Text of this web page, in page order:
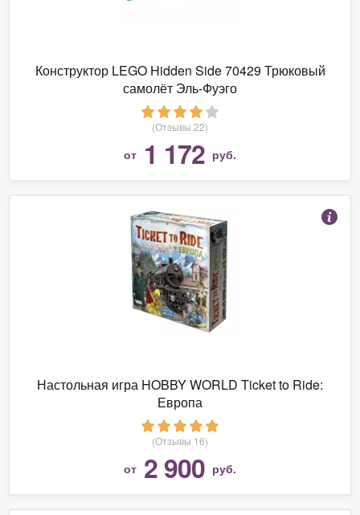
Конструктор LEGO Hidden Side 70429 Трюковый
самолёт Эль-Фуэго
(Отзывы 22)
от 1 172 руб.
Настольная игра HOBBY WORLD Ticket to Ride:
Европа
(Отзывы 16)
от 2 900 руб.